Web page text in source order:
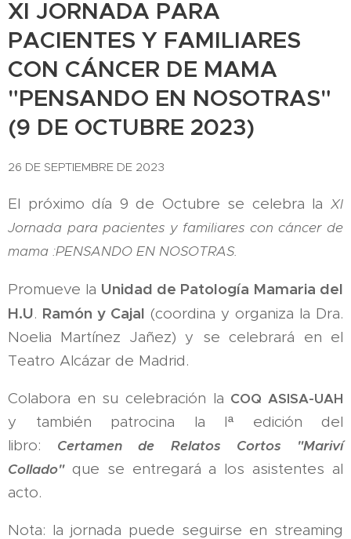
XI JORNADA PARA
PACIENTES Y FAMILIARES
CON CÁNCER DE MAMA
"PENSANDO EN NOSOTRAS"
(9 DE OCTUBRE 2023)
26 DE SEPTIEMBRE DE 2023
El próximo día 9 de Octubre se celebra la XI
Jornada para pacientes y familiares con cáncer de
mama :PENSANDO EN NOSOTRAS.
Promueve la Unidad de Patología Mamaria del
H.U. Ramón y Cajal (coordina y organiza la Dra.
Noelia Martínez Jañez) y se celebrará en el
Teatro Alcázar de Madrid.
Colabora en su celebración la COQ ASISA-UAH
y también patrocina la Iª edición del
libro: Certamen de Relatos Cortos "Mariví
Collado"que se entregará a los asistentes al
acto.
Nota: la jornada puede seguirse en streaming